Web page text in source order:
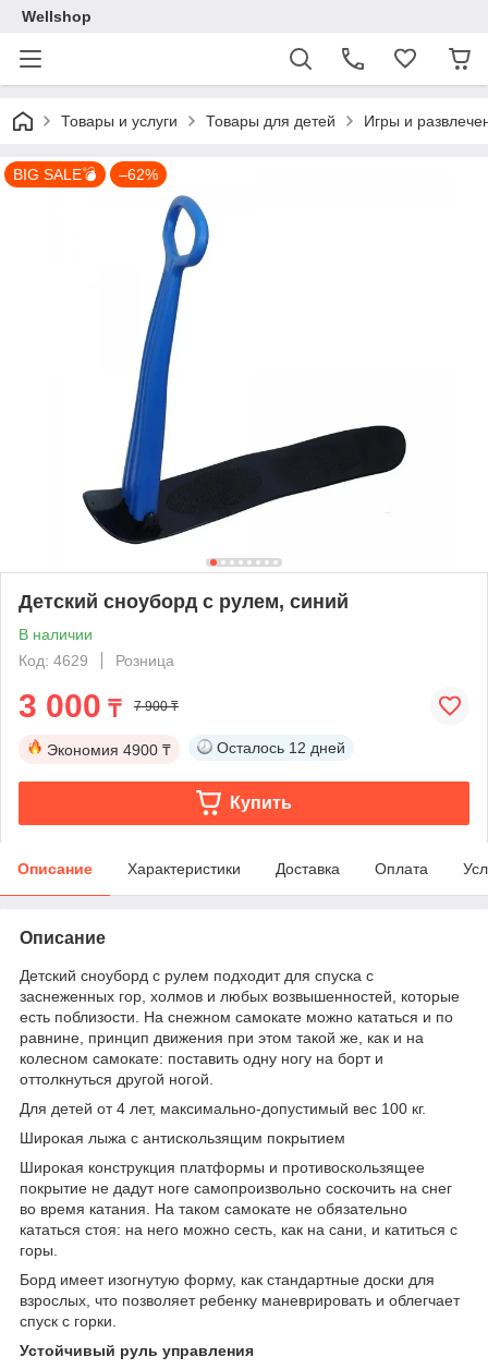
Wellshop
Товары и услуги Товары для детей Игры и
BIG SALE💣 –62%
Детский сноуборд с рулем, синий
В наличии
Код: 4629
Розница
3 000 ₸ 7 900 ₸
Экономия 4900 ₸ Осталось 12 дней
Купить
Описание Характеристики Доставка Оплата
Описание
Детский сноуборд с рулем подходит для спуска с
заснеженных гор, холмов и любых возвышенностей, которые
есть поблизости. На снежном самокате можно кататься и по
равнине, принцип движения при этом такой же, как и на
колесном самокате: поставить одну ногу на борт и
оттолкнуться другой ногой.
Для детей от 4 лет, максимально-допустимый вес 100 кг.
Широкая лыжа с антискользящим покрытием
Широкая конструкция платформы и противоскользящее
покрытие не дадут ноге самопроизвольно соскочить на снег
во время катания. На таком самокате не обязательно
кататься стоя: на него можно сесть, как на сани, и катиться с
горы.
Борд имеет изогнутую форму, как стандартные доски для
взрослых, что позволяет ребенку маневрировать и облегчает
спуск с горки.
Устойчивый руль управления